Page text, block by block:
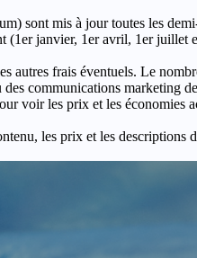
sont mis à jour toutes les
(1er janvier, 1er avril, 1er juillet
autres frais éventuels. Le
communications marketing
voir les prix et les économies
les prix et les